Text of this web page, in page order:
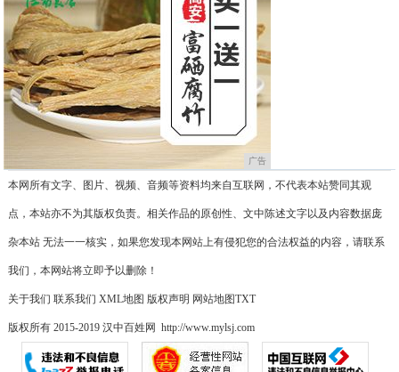
广告
本网所有文字、图片、视频、音频等资料均来自互联网，不代表本站赞同其观
点，本站亦不为其版权负责。相关作品的原创性、文中陈述文字以及内容数据庞
杂本站 无法一一核实，如果您发现本网站上有侵犯您的合法权益的内容，请联系
我们，本网站将立即予以删除！
关于我们 联系我们 XML地图 版权声明 网站地图TXT
版权所有 2015-2019 汉中百姓网 http://www.mylsj.com